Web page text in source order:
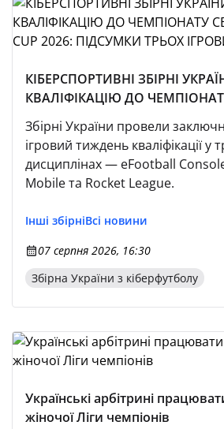
КІБЕРСПОРТИВНІ ЗБІРНІ
КВАЛІФІКАЦІЮ ДО
WORLD CUP 2026: ПІДСУМКИ
ТИЖНІВ
Збірні України провели
ігровий тиждень кваліфікації у
дисциплінах — eFootball
Mobile та Rocket League.
Інші збірніВсі новини
07 серпня 2026, 16:30
Збірна України з кіберфутболу
Українські арбітрині
жіночої Ліги чемпіонів